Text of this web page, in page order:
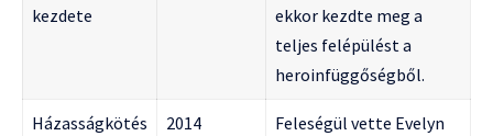
kezdete
ekkor kezdte meg a
teljes felépülést a
heroinfüggőségből.
Házasságkötés 2014
Feleségül vette Evelyn